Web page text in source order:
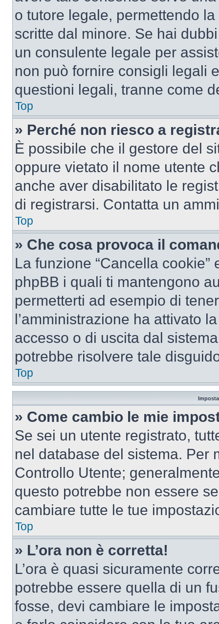
o tutore legale, permettendo
scritte dal minore. Se hai
un consulente legale per
non può fornire consigli legali
questioni legali, tranne come
Top
» Perché non riesco a
È possibile che il gestore del
oppure vietato il nome utente
anche aver disabilitato le
di registrarsi. Contatta un
Top
» Che cosa provoca il
La funzione “Cancella
phpBB i quali ti mantengono
permetterti ad esempio di
l’amministrazione ha attivato
accesso o di uscita dal
potrebbe risolvere tale
Top
» Come cambio le mie
Se sei un utente registrato,
nel database del sistema. Per
Controllo Utente;
questo potrebbe non essere
cambiare tutte le tue
Top
» L’ora non è corretta!
L’ora è quasi sicuramente
potrebbe essere quella di un
fosse, devi cambiare le